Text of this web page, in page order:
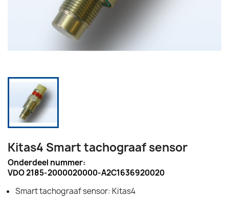
Kitas4 Smart tachograaf sensor
Onderdeel nummer:
VDO 2185-2000020000-A2C1636920020
Smart tachograaf sensor: Kitas4